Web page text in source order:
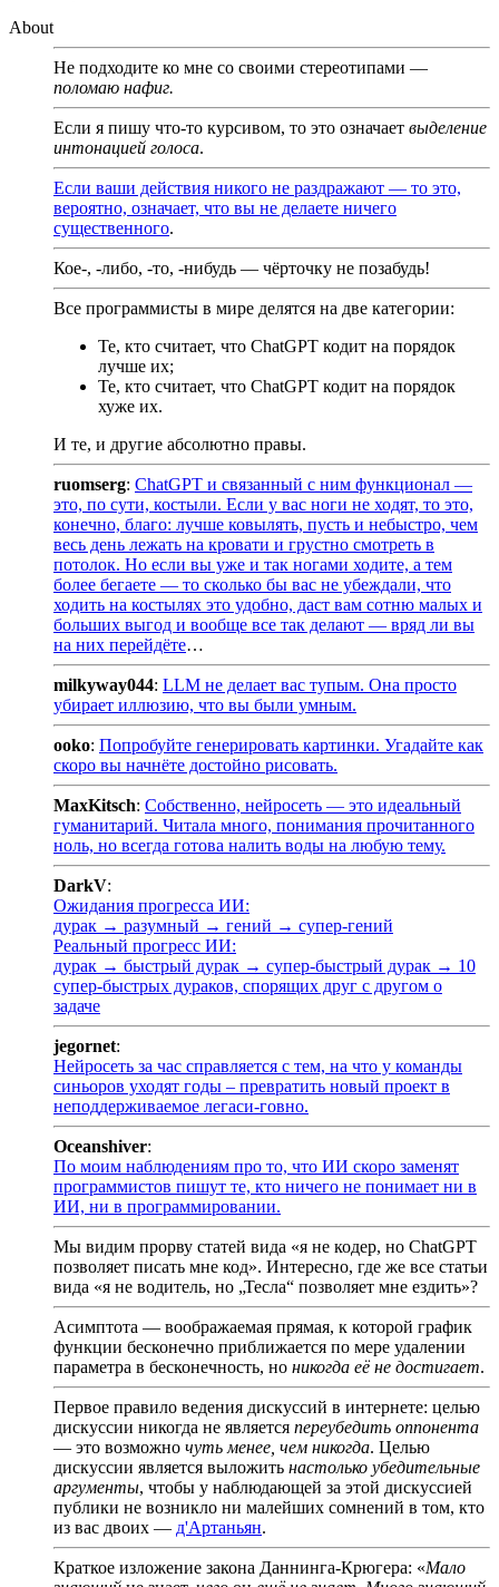
About
Не подходите ко мне со своими стереотипами —
поломаю нафиг.
Если я пишу что-то курсивом, то это означает выделение
интонацией голоса.
Если ваши действия никого не раздражают — то это,
вероятно, означает, что вы не делаете ничего
существенного.
Кое-, -либо, -то, -нибудь — чёрточку не позабудь!
Все программисты в мире делятся на две категории:
Те, кто считает, что ChatGPT кодит на порядок
лучше их;
Те, кто считает, что ChatGPT кодит на порядок
хуже их.
И те, и другие абсолютно правы.
ruomserg: ChatGPT и связанный с ним функционал —
это, по сути, костыли. Если у вас ноги не ходят, то это,
конечно, благо: лучше ковылять, пусть и небыстро, чем
весь день лежать на кровати и грустно смотреть в
потолок. Но если вы уже и так ногами ходите, а тем
более бегаете — то сколько бы вас не убеждали, что
ходить на костылях это удобно, даст вам сотню малых и
больших выгод и вообще все так делают — вряд ли вы
на них перейдёте…
milkyway044: LLM не делает вас тупым. Она просто
убирает иллюзию, что вы были умным.
ooko: Попробуйте генерировать картинки. Угадайте как
скоро вы начнёте достойно рисовать.
MaxKitsch: Собственно, нейросеть — это идеальный
гуманитарий. Читала много, понимания прочитанного
ноль, но всегда готова налить воды на любую тему.
DarkV:
Ожидания прогресса ИИ:
дурак → разумный → гений → супер-гений
Реальный прогресс ИИ:
дурак → быстрый дурак → супер-быстрый дурак → 10
супер-быстрых дураков, спорящих друг с другом о
задаче
jegornet:
Нейросеть за час справляется с тем, на что у команды
синьоров уходят годы – превратить новый проект в
неподдерживаемое легаси-говно.
Oceanshiver:
По моим наблюдениям про то, что ИИ скоро заменят
программистов пишут те, кто ничего не понимает ни в
ИИ, ни в программировании.
Мы видим прорву статей вида «я не кодер, но ChatGPT
позволяет писать мне код». Интересно, где же все статьи
вида «я не водитель, но „Тесла“ позволяет мне ездить»?
Асимптота — воображаемая прямая, к которой график
функции бесконечно приближается по мере удалении
параметра в бесконечность, но никогда её не достигает.
Первое правило ведения дискуссий в интернете: целью
дискуссии никогда не является переубедить оппонента
— это возможно чуть менее, чем никогда. Целью
дискуссии является выложить настолько убедительные
аргументы, чтобы у наблюдающей за этой дискуссией
публики не возникло ни малейших сомнений в том, кто
из вас двоих — д'Артаньян.
Краткое изложение закона Даннинга-Крюгера: «Мало